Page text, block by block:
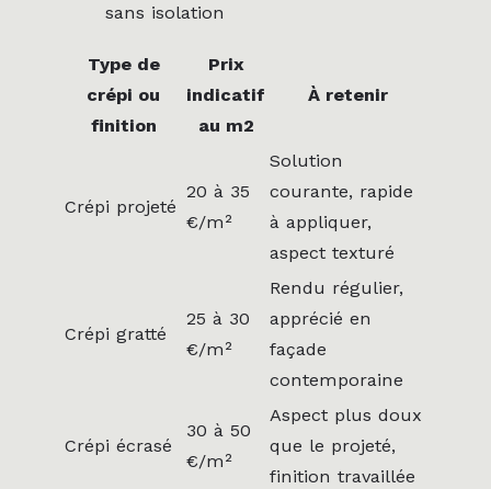
sans isolation
Type de
crépi ou
finition
Prix
indicatif
au m2
À retenir
Crépi projeté
20 à 35
€/m²
Solution
courante, rapide
à appliquer,
aspect texturé
Crépi gratté
25 à 30
€/m²
Rendu régulier,
apprécié en
façade
contemporaine
Crépi écrasé
30 à 50
€/m²
Aspect plus doux
que le projeté,
finition travaillée